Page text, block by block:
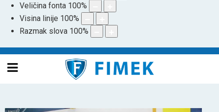
Veličina fonta 100%
Visina linije 100%
Razmak slova 100%